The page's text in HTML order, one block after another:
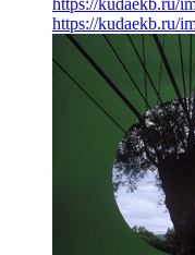
https://kudaekb.ru/